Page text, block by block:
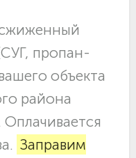
пропан-
объекта
района
Заправим